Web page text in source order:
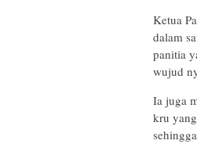
Ketua
dalam
panitia
wujud
Ia juga
kru